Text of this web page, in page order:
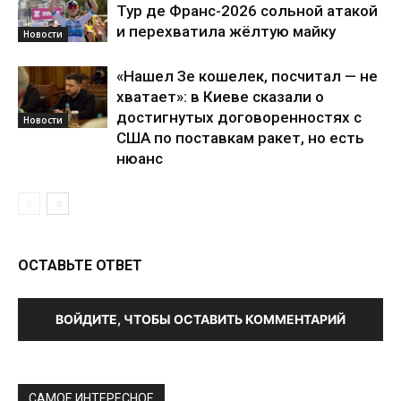
Новости
Тур де Франс-2026 сольной атакой
и перехватила жёлтую майку
Новости
«Нашел Зе кошелек, посчитал — не
хватает»: в Киеве сказали о
достигнутых договоренностях с
США по поставкам ракет, но есть
нюанс
ОСТАВЬТЕ ОТВЕТ
ВОЙДИТЕ, ЧТОБЫ ОСТАВИТЬ КОММЕНТАРИЙ